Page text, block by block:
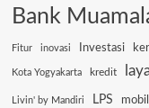
Bank
Fitur inovasi Investasi
Kota Yogyakarta kredit
Livin' by Mandiri LPS